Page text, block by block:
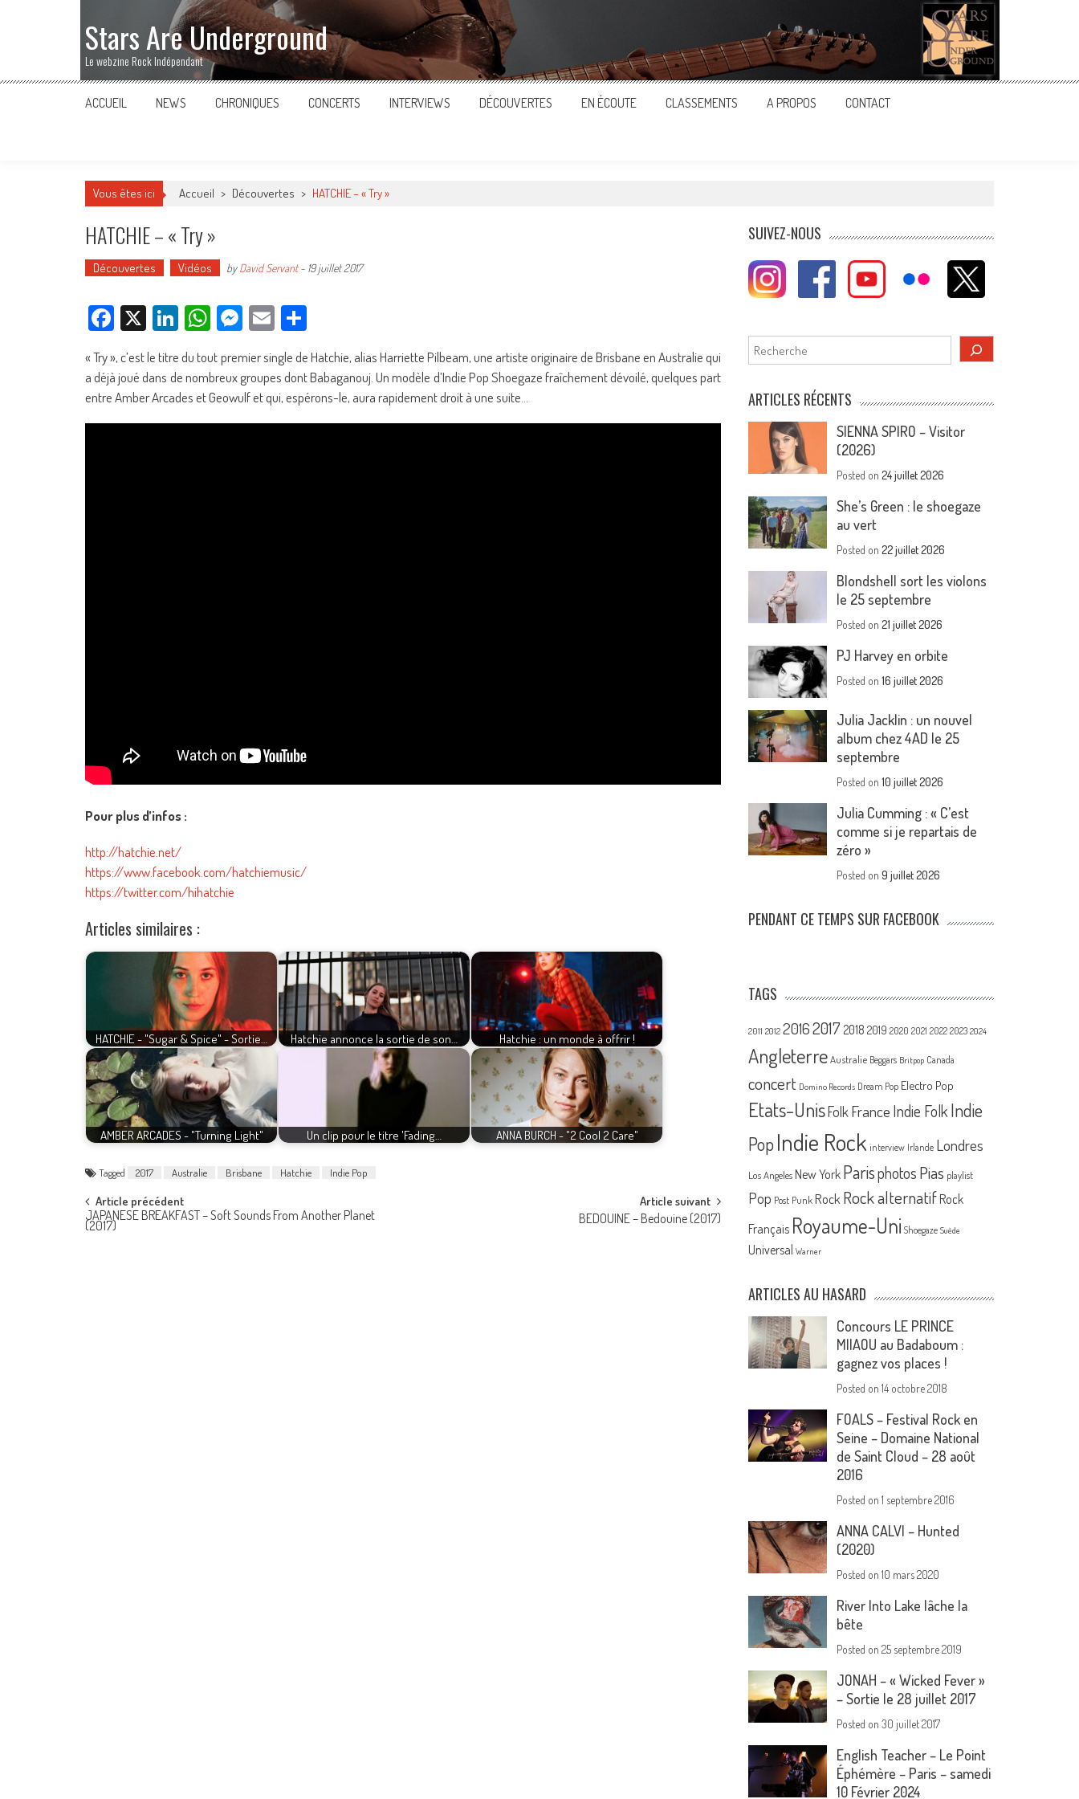
Stars Are Underground
Le webzine Rock Indépendant
ACCUEIL NEWS CHRONIQUES CONCERTS INTERVIEWS DÉCOUVERTES EN ÉCOUTE CLASSEMENTS A PROPOS CONTACT
Vous êtes ici Accueil > Découvertes > HATCHIE – « Try »
HATCHIE – « Try »
Découvertes Vidéos byDavid Servant- 19 juillet 2017
Facebook
X LinkedIn
WhatsApp
Messenger
Email
« Try », c’est le titre du tout premier single de Hatchie, alias Harriette Pilbeam, une artiste originaire de Brisbane en Australie qui
a déjà joué dans de nombreux groupes dont Babaganouj. Un modèle d’Indie Pop Shoegaze fraîchement dévoilé, quelques part
entre Amber Arcades et Geowulf et qui, espérons-le, aura rapidement droit à une suite…
Pour plus d’infos :
http://hatchie.net/
https://www.facebook.com/hatchiemusic/
https://twitter.com/hihatchie
Articles similaires :
HATCHIE - "Sugar & Spice" - Sortie… Hatchie annonce la sortie de son… Hatchie : un monde à offrir !
AMBER ARCADES - "Turning Light" Un clip pour le titre 'Fading… ANNA BURCH - "2 Cool 2 Care"
Tagged 2017 Australie Brisbane Hatchie Indie Pop
Post
navigation
Article précédent
JAPANESE BREAKFAST – Soft Sounds From Another Planet
(2017)
Article suivant
BEDOUINE – Bedouine (2017)
SUIVEZ-NOUS
Rechercher
ARTICLES RÉCENTS
SIENNA SPIRO – Visitor
(2026)
Posted on24 juillet 2026
She’s Green : le shoegaze
au vert
Posted on22 juillet 2026
Blondshell sort les violons
le 25 septembre
Posted on21 juillet 2026
PJ Harvey en orbite
Posted on16 juillet 2026
Julia Jacklin : un nouvel
album chez 4AD le 25
septembre
Posted on10 juillet 2026
Julia Cumming : « C’est
comme si je repartais de
zéro »
Posted on9 juillet 2026
PENDANT CE TEMPS SUR FACEBOOK
TAGS
2011 2012 20162017 2018 2019 2020 2021 2022 2023 2024
Angleterre Australie Beggars Britpop Canada
concert Domino Records Dream Pop Electro Pop
Etats-UnisFolk France Indie FolkIndie
PopIndie Rock interview Irlande Londres
Los Angeles New York Parisphotos Pias playlist
Pop Post Punk Rock Rock alternatif Rock
Français Royaume-Uni Shoegaze Suède
Universal Warner
ARTICLES AU HASARD
Concours LE PRINCE
MIIAOU au Badaboum :
gagnez vos places !
Posted on14 octobre 2018
FOALS – Festival Rock en
Seine – Domaine National
de Saint Cloud – 28 août
2016
Posted on1 septembre 2016
ANNA CALVI – Hunted
(2020)
Posted on10 mars 2020
River Into Lake lâche la
bête
Posted on25 septembre 2019
JONAH – « Wicked Fever »
– Sortie le 28 juillet 2017
Posted on30 juillet 2017
English Teacher – Le Point
Éphémère – Paris – samedi
10 Février 2024